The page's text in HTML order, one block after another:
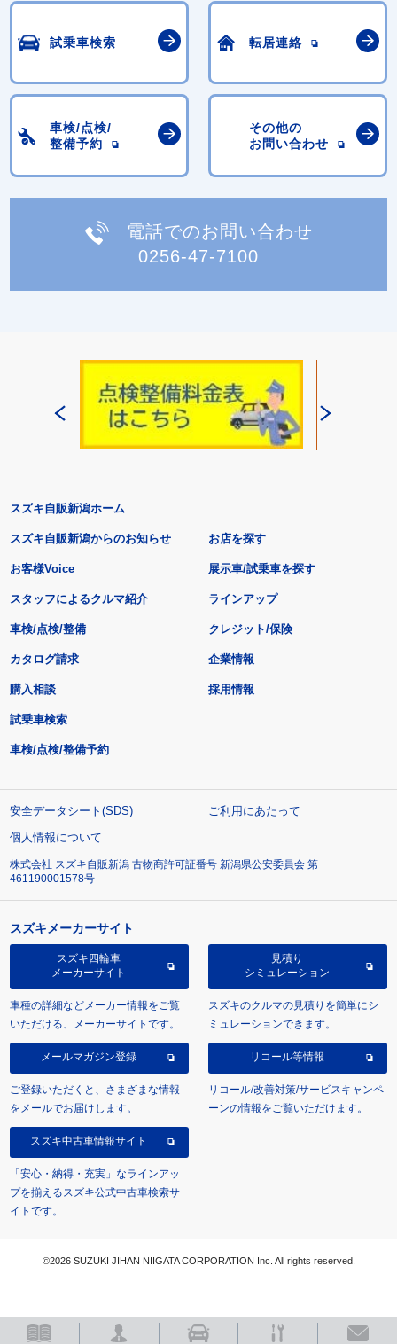
試乗車検索 転居連絡
車検/点検/
整備予約
その他の
お問い合わせ
電話でのお問い合わせ
0256-47-7100
スズキ自販新潟ホーム
スズキ自販新潟からのお知らせ
お客様Voice
スタッフによるクルマ紹介
お店を探す
展示車/試乗車を探す
ラインアップ
車検/点検/整備 クレジット/保険
カタログ請求
購入相談
試乗車検索
車検/点検/整備予約
企業情報
採用情報
安全データシート(SDS)
ご利用にあたって
個人情報について
株式会社 スズキ自販新潟 古物商許可証番号 新潟県公安委員会 第
461190001578号
スズキメーカーサイト
スズキ四輪車
メーカーサイト
車種の詳細などメーカー情報をご覧
いただける、メーカーサイトです。
見積り
シミュレーション
スズキのクルマの見積りを簡単にシ
ミュレーションできます。
メールマガジン登録
ご登録いただくと、さまざまな情報
をメールでお届けします。
リコール等情報
リコール/改善対策/サービスキャンペ
ーンの情報をご覧いただけます。
スズキ中古車情報サイト
「安心・納得・充実」なラインアッ
プを揃えるスズキ公式中古車検索サ
イトです。
©2026 SUZUKI JIHAN NIIGATA CORPORATION Inc. All rights reserved.